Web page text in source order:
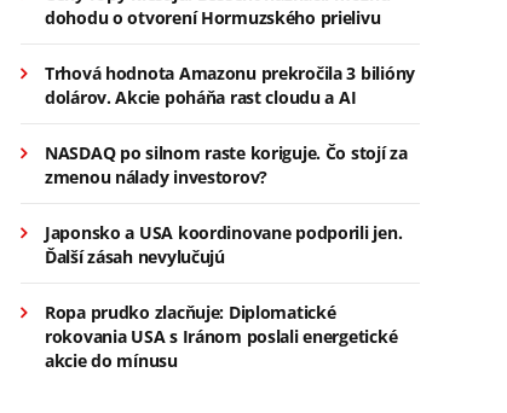
dohodu o otvorení Hormuzského prielivu
Trhová hodnota Amazonu prekročila 3 bilióny
dolárov. Akcie poháňa rast cloudu a AI
NASDAQ po silnom raste koriguje. Čo stojí za
zmenou nálady investorov?
Japonsko a USA koordinovane podporili jen.
Ďalší zásah nevylučujú
Ropa prudko zlacňuje: Diplomatické
rokovania USA s Iránom poslali energetické
akcie do mínusu